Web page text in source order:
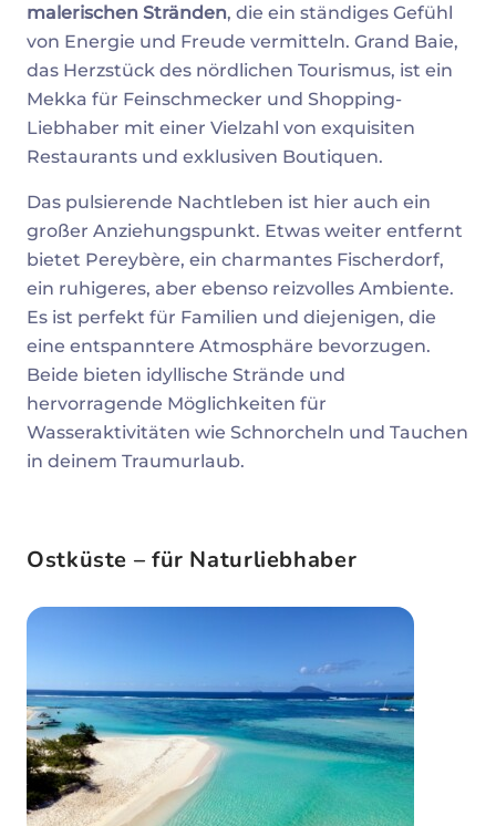
malerischen Stränden, die ein ständiges Gefühl
von Energie und Freude vermitteln. Grand Baie,
das Herzstück des nördlichen Tourismus, ist ein
Mekka für Feinschmecker und Shopping-
Liebhaber mit einer Vielzahl von exquisiten
Restaurants und exklusiven Boutiquen.
Das pulsierende Nachtleben ist hier auch ein
großer Anziehungspunkt. Etwas weiter entfernt
bietet Pereybère, ein charmantes Fischerdorf,
ein ruhigeres, aber ebenso reizvolles Ambiente.
Es ist perfekt für Familien und diejenigen, die
eine entspanntere Atmosphäre bevorzugen.
Beide bieten idyllische Strände und
hervorragende Möglichkeiten für
Wasseraktivitäten wie Schnorcheln und Tauchen
in deinem Traumurlaub.
Ostküste – für Naturliebhaber